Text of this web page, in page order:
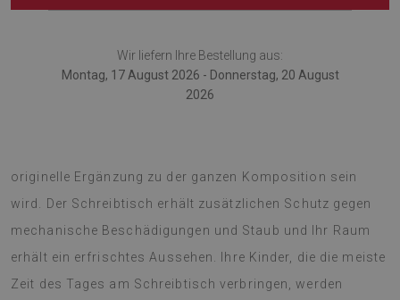
Wir liefern Ihre Bestellung aus:
Montag, 17 August 2026 - Donnerstag, 20 August
2026
originelle Ergänzung zu der ganzen Komposition sein
wird. Der Schreibtisch erhält zusätzlichen Schutz gegen
mechanische Beschädigungen und Staub und Ihr Raum
erhält ein erfrischtes Aussehen. Ihre Kinder, die die meiste
Zeit des Tages am Schreibtisch verbringen, werden